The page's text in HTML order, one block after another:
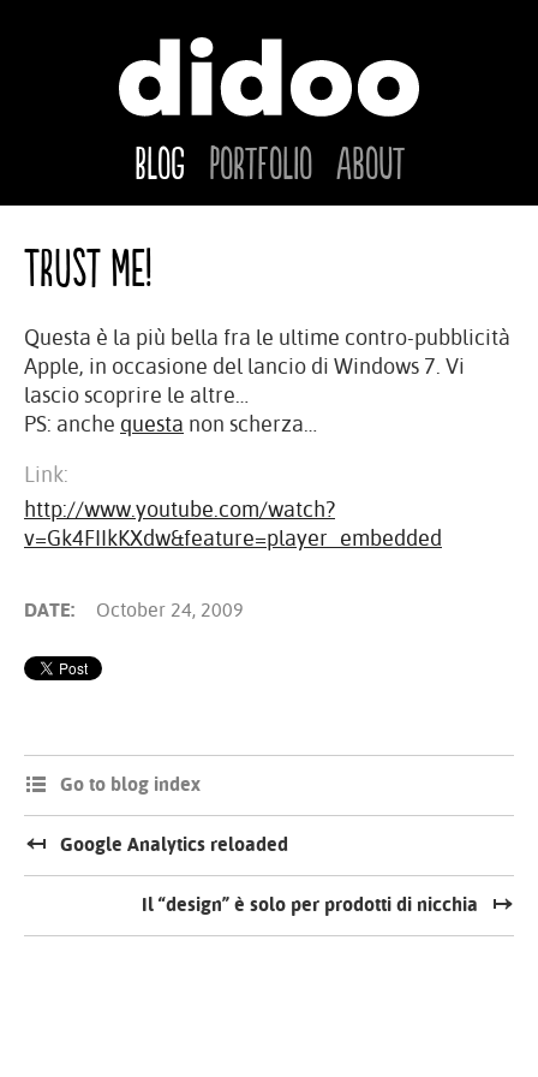
Blog Portfolio About
Trust me!
Questa è la più bella fra le ultime contro-pubblicità
Apple, in occasione del lancio di Windows 7. Vi
lascio scoprire le altre…
PS: anche questa non scherza…
Link:
http://www.youtube.com/watch?
v=Gk4FIIkKXdw&feature=player_embedded
DATE: October 24, 2009
Go to blog index
Google Analytics reloaded
Il “design” è solo per prodotti di nicchia